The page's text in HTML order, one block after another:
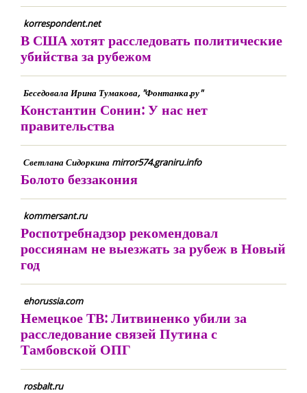
korrespondent.net
В США хотят расследовать политические
убийства за рубежом
Беседовала Ирина Тумакова, "Фонтанка.ру"
Константин Сонин: У нас нет
правительства
Светлана Сидоркина mirror574.graniru.info
Болото беззакония
kommersant.ru
Роспотребнадзор рекомендовал
россиянам не выезжать за рубеж в Новый
год
ehorussia.com
Немецкое ТВ: Литвиненко убили за
расследование связей Путина с
Тамбовской ОПГ
rosbalt.ru